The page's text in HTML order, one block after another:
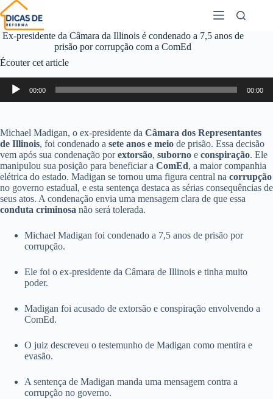
Ex-presidente da Câmara da Illinois é condenado a 7,5 anos de
prisão por corrupção com a ComEd
Écouter cet article
Lecteur
audio
00:00 00:00
Michael Madigan, o ex-presidente da Câmara dos Representantes
de Illinois, foi condenado a sete anos e meio de prisão. Essa decisão
vem após sua condenação porextorsão, suborno e conspiração. Ele
manipulou sua posição para beneficiar a ComEd, a maior companhia
elétrica do estado. Madigan se tornou uma figura central na corrupção
no governo estadual, e esta sentença destaca as sérias consequências de
seus atos. A condenação envia uma mensagem clara de que essa
conduta criminosa não será tolerada.
Michael Madigan foi condenado a 7,5 anos de prisão por
corrupção.
Ele foi o ex-presidente da Câmara de Illinois e tinha muito
poder.
Madigan foi acusado de extorsão e conspiração envolvendo a
ComEd.
O juiz descreveu o testemunho de Madigan como mentira e
evasão.
A sentença de Madigan manda uma mensagem contra a
corrupção no governo.